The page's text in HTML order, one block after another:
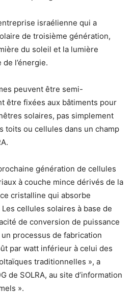
israélienne qui a
de troisième génération,
du soleil et la lumière
l’énergie.
peuvent être semi-
être fixées aux bâtiments pour
solaires, pas simplement
toits ou cellules dans un champ
génération de cellules
à couche mince dérivés de la
cristalline qui absorbe
cellules solaires à base de
de conversion de puissance
processus de fabrication
par watt inférieur à celui des
traditionnelles », a
de SOLRA, au site d’information
».